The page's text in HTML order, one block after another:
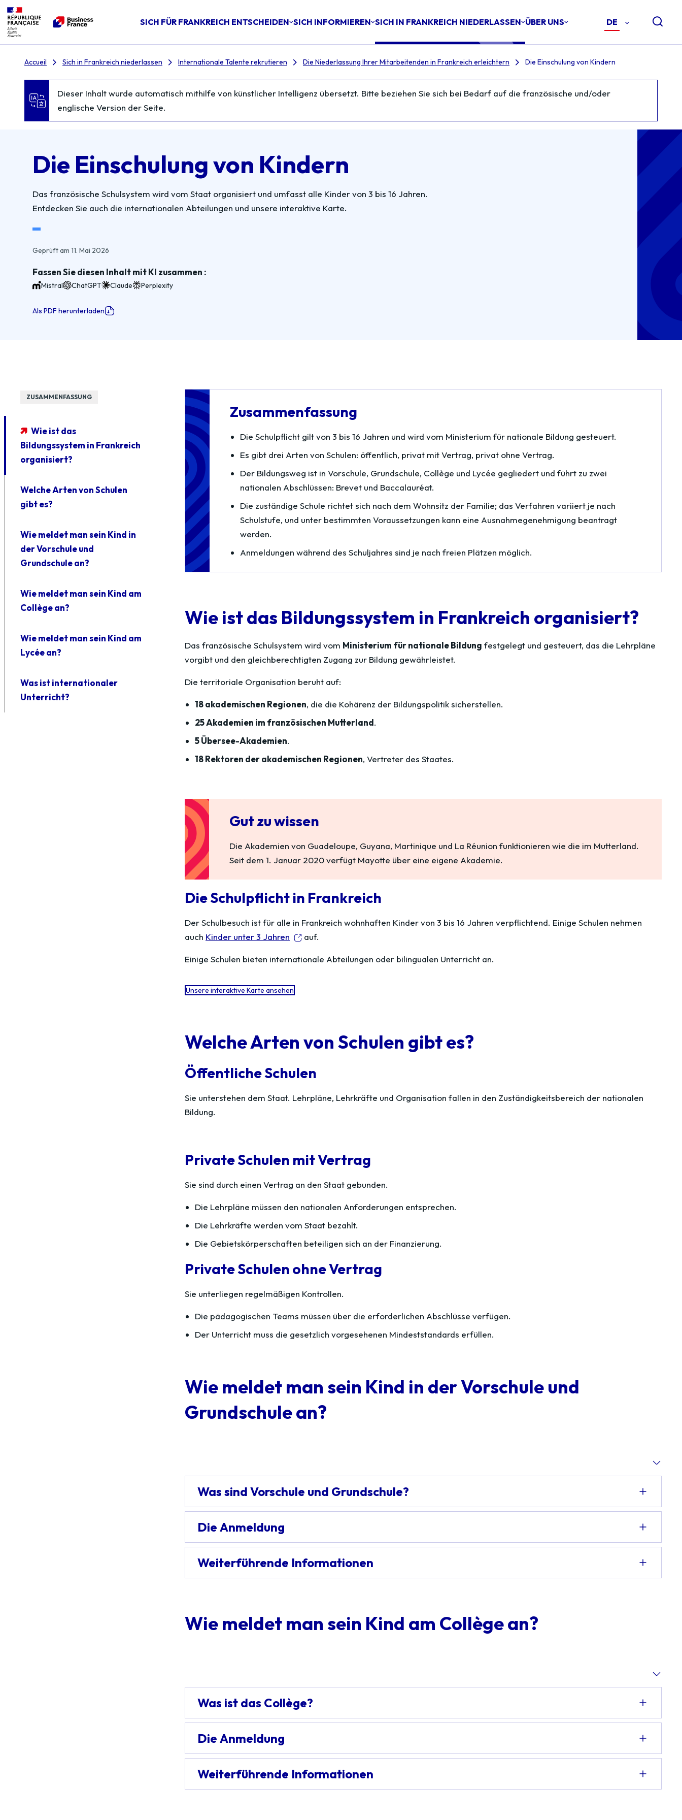
SICH FÜR FRANKREICH ENTSCHEIDEN SICH INFORMIEREN SICH IN FRANKREICH NIEDERLASSEN ÜBER UNS DE
Accueil Sich in Frankreich niederlassen Internationale Talente rekrutieren Die Niederlassung Ihrer Mitarbeitenden in Frankreich erleichtern Die Einschulung von Kindern
Dieser Inhalt wurde automatisch mithilfe von künstlicher Intelligenz übersetzt. Bitte beziehen Sie sich bei Bedarf auf die französische und/oder
englische Version der Seite.
Die Einschulung von Kindern
Das französische Schulsystem wird vom Staat organisiert und umfasst alle Kinder von 3 bis 16 Jahren.
Entdecken Sie auch die internationalen Abteilungen und unsere interaktive Karte.
Geprüft am 11. Mai 2026
Fassen Sie diesen Inhalt mit KI zusammen :
Mistral ChatGPT Claude Perplexity
Als PDF herunterladen
ZUSAMMENFASSUNG
Wie ist das
Bildungssystem in Frankreich
organisiert?
Welche Arten von Schulen
gibt es?
Wie meldet man sein Kind in
der Vorschule und
Grundschule an?
Wie meldet man sein Kind am
Collège an?
Wie meldet man sein Kind am
Lycée an?
Was ist internationaler
Unterricht?
Zusammenfassung
Die Schulpflicht gilt von 3 bis 16 Jahren und wird vom Ministerium für nationale Bildung gesteuert.
Es gibt drei Arten von Schulen: öffentlich, privat mit Vertrag, privat ohne Vertrag.
Der Bildungsweg ist in Vorschule, Grundschule, Collège und Lycée gegliedert und führt zu zwei
nationalen Abschlüssen: Brevet und Baccalauréat.
Die zuständige Schule richtet sich nach dem Wohnsitz der Familie; das Verfahren variiert je nach
Schulstufe, und unter bestimmten Voraussetzungen kann eine Ausnahmegenehmigung beantragt
werden.
Anmeldungen während des Schuljahres sind je nach freien Plätzen möglich.
Wie ist das Bildungssystem in Frankreich organisiert?
Das französische Schulsystem wird vom Ministerium für nationale Bildung festgelegt und gesteuert, das die Lehrpläne
vorgibt und den gleichberechtigten Zugang zur Bildung gewährleistet.
Die territoriale Organisation beruht auf:
18 akademischen Regionen, die die Kohärenz der Bildungspolitik sicherstellen.
25 Akademien im französischen Mutterland.
5 Übersee-Akademien.
18 Rektoren der akademischen Regionen, Vertreter des Staates.
Gut zu wissen
Die Akademien von Guadeloupe, Guyana, Martinique und La Réunion funktionieren wie die im Mutterland.
Seit dem 1. Januar 2020 verfügt Mayotte über eine eigene Akademie.
Die Schulpflicht in Frankreich
Der Schulbesuch ist für alle in Frankreich wohnhaften Kinder von 3 bis 16 Jahren verpflichtend. Einige Schulen nehmen
auch Kinder unter 3 Jahren auf.
Einige Schulen bieten internationale Abteilungen oder bilingualen Unterricht an.
Unsere interaktive Karte ansehen
Welche Arten von Schulen gibt es?
Öffentliche Schulen
Sie unterstehen dem Staat. Lehrpläne, Lehrkräfte und Organisation fallen in den Zuständigkeitsbereich der nationalen
Bildung.
Private Schulen mit Vertrag
Sie sind durch einen Vertrag an den Staat gebunden.
Die Lehrpläne müssen den nationalen Anforderungen entsprechen.
Die Lehrkräfte werden vom Staat bezahlt.
Die Gebietskörperschaften beteiligen sich an der Finanzierung.
Private Schulen ohne Vertrag
Sie unterliegen regelmäßigen Kontrollen.
Die pädagogischen Teams müssen über die erforderlichen Abschlüsse verfügen.
Der Unterricht muss die gesetzlich vorgesehenen Mindeststandards erfüllen.
Wie meldet man sein Kind in der Vorschule und
Grundschule an?
Was sind Vorschule und Grundschule?
Die Anmeldung
Weiterführende Informationen
Wie meldet man sein Kind am Collège an?
Was ist das Collège?
Die Anmeldung
Weiterführende Informationen